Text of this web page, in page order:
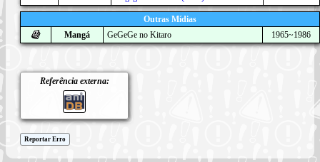
Outras Mídias
Mangá
GeGeGe no Kitaro 1965~1986
Referência externa:
Reportar Erro